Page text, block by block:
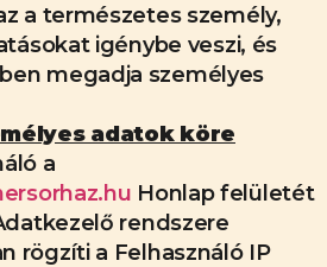
a természetes személy,
igénybe veszi, és
megadja személyes
adatok köre
a
Honlap felületét
rendszere
rögzíti a Felhasználó IP